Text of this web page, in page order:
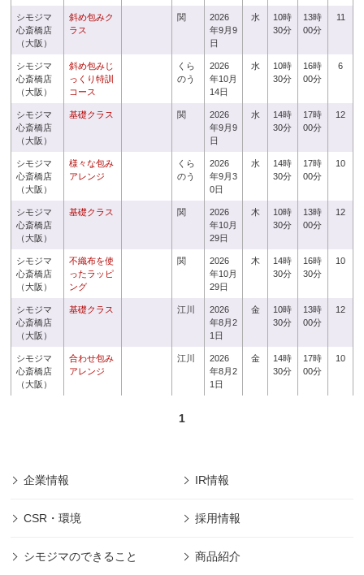
シモジマ
心斎橋店
（大阪）
斜め包みク
ラス
関
2026
年9月9
日
水
10時
30分
13時
00分
11
シモジマ
心斎橋店
（大阪）
斜め包みじ
っくり特訓
コース
くら
のう
2026
年10月
14日
水
10時
30分
16時
00分
6
シモジマ
心斎橋店
（大阪）
基礎クラス 関
2026
年9月9
日
水
14時
30分
17時
00分
12
シモジマ
心斎橋店
（大阪）
様々な包み
アレンジ
くら
のう
2026
年9月3
0日
水
14時
30分
17時
00分
10
シモジマ
心斎橋店
（大阪）
基礎クラス 関
2026
年10月
29日
木
10時
30分
13時
00分
12
シモジマ
心斎橋店
（大阪）
不織布を使
ったラッピ
ング
関
2026
年10月
29日
木
14時
30分
16時
30分
10
シモジマ
心斎橋店
（大阪）
基礎クラス 江川
2026
年8月2
1日
金
10時
30分
13時
00分
12
シモジマ
心斎橋店
（大阪）
合わせ包み
アレンジ
江川
2026
年8月2
1日
金
14時
30分
17時
00分
10
1
企業情報 IR情報
CSR・環境 採用情報
シモジマのできること 商品紹介